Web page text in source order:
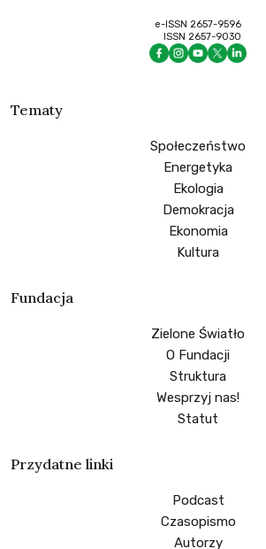
e-ISSN 2657-9596
ISSN 2657-9030
Tematy
Społeczeństwo
Energetyka
Ekologia
Demokracja
Ekonomia
Kultura
Fundacja
Zielone Światło
O Fundacji
Struktura
Wesprzyj nas!
Statut
Przydatne linki
Podcast
Czasopismo
Autorzy